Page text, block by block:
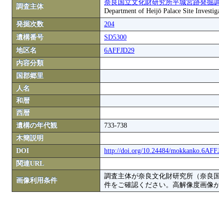
調査主体
奈良国立文化財研究所平城宮跡発掘
Department of Heijō Palace Site
発掘次数
204
遺構番号
SD5300
地区名
6AFFJD29
内容分類
国郡郷里
人名
和暦
西暦
遺構の年代観
733-738
木簡説明
DOI
http://doi.org/10.24484/
関連URL
画像利用条件
調査主体が奈良文化財研究所（奈良
件をご確認ください。高解像度画像